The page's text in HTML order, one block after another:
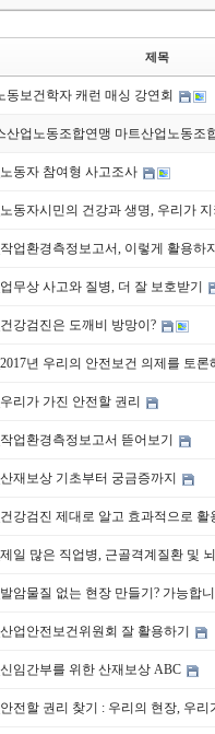
제목
동보건학자 캐런 매싱 강연회
산업노동조합연맹 마트산업노동조
동자 참여형 사고조사
동자시민의 건강과 생명, 우리가
업환경측정보고서, 이렇게 활용하
무상 사고와 질병, 더 잘 보호받기
강검진은 도깨비 방망이?
년 우리의 안전보건 의제를 토론
리가 가진 안전할 권리
업환경측정보고서 뜯어보기
재보상 기초부터 궁금증까지
강검진 제대로 알고 효과적으로 활
일 많은 직업병, 근골격계질환 및
암물질 없는 현장 만들기? 가능합
업안전보건위원회 잘 활용하기
임간부를 위한 산재보상 ABC
전할 권리 찾기 : 우리의 현장, 우리